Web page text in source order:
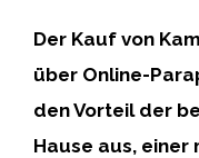
Der Kauf von
über Online-
den Vorteil der
Hause aus,